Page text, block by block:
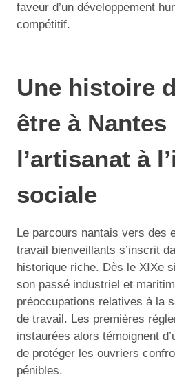
faveur d’un développement
compétitif.
Une histoire
être à Nantes
l’artisanat à
sociale
Le parcours nantais vers des
travail bienveillants s’inscrit
historique riche. Dès le XIXe
son passé industriel et
préoccupations relatives à la
de travail. Les premières
instaurées alors témoignent
de protéger les ouvriers
pénibles.